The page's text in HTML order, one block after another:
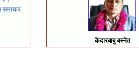
केदारबाबु बस्नेत
उप– प्रमुख